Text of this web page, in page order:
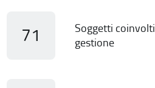
71
Soggetti
gestione